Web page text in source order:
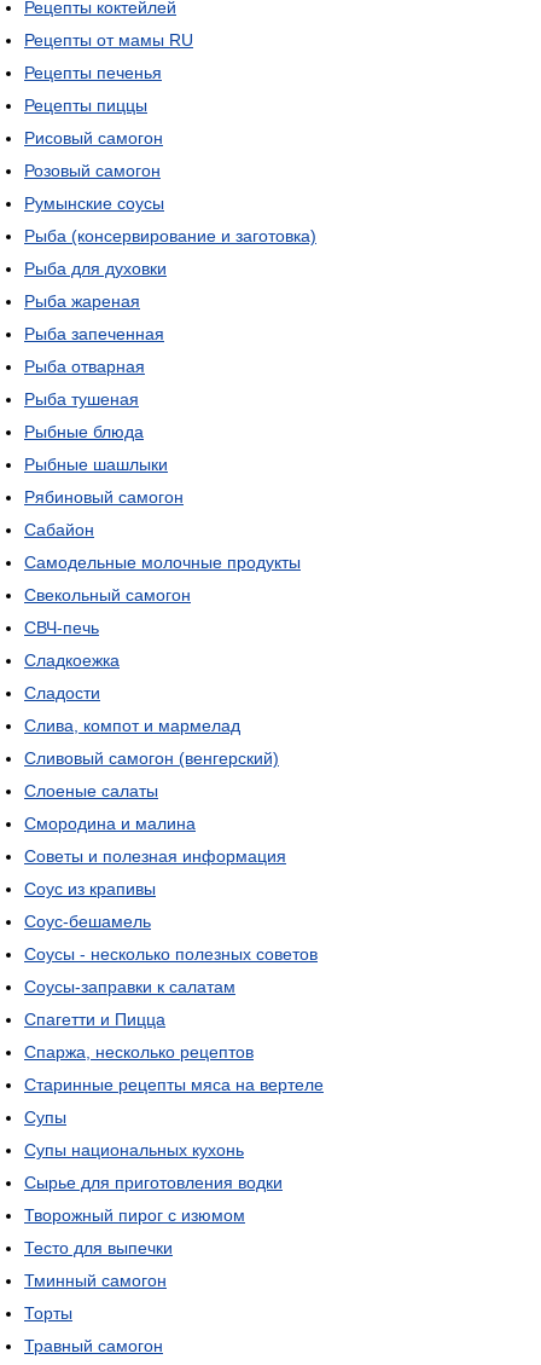
Рецепты коктейлей
Рецепты от мамы RU
Рецепты печенья
Рецепты пиццы
Рисовый самогон
Розовый самогон
Румынские соусы
Рыба (консервирование и заготовка)
Рыба для духовки
Рыба жареная
Рыба запеченная
Рыба отварная
Рыба тушеная
Рыбные блюда
Рыбные шашлыки
Рябиновый самогон
Сабайон
Самодельные молочные продукты
Свекольный самогон
СВЧ-печь
Сладкоежка
Сладости
Слива, компот и мармелад
Сливовый самогон (венгерский)
Слоеные салаты
Смородина и малина
Советы и полезная информация
Соус из крапивы
Соус-бешамель
Соусы - несколько полезных советов
Соусы-заправки к салатам
Спагетти и Пицца
Спаржа, несколько рецептов
Старинные рецепты мяса на вертеле
Супы
Супы национальных кухонь
Сырье для приготовления водки
Творожный пирог с изюмом
Тесто для выпечки
Тминный самогон
Торты
Травный самогон